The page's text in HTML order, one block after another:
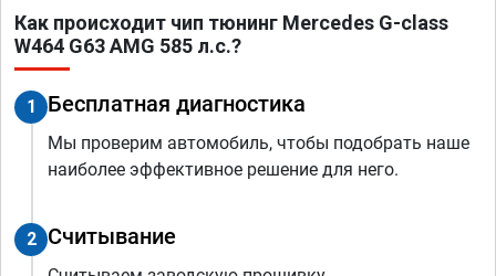
Как происходит чип тюнинг Mercedes G-class
W464 G63 AMG 585 л.с.?
1 Бесплатная диагностика
Мы проверим автомобиль, чтобы подобрать наше
наиболее эффективное решение для него.
2 Считывание